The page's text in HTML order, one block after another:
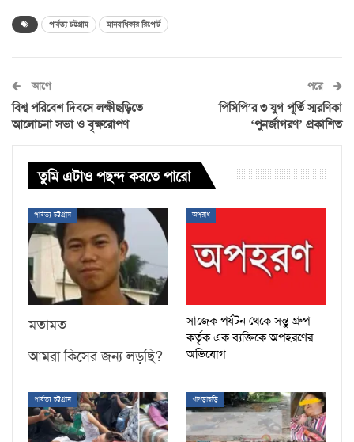
পার্বত্য চট্টগ্রাম মানবাধিকার রিপোর্ট
আগে
বিশ্ব পরিবেশ দিবসে লক্ষীছড়িতে
আলোচনা সভা ও বৃক্ষরোপণ
পরে
পিসিপি’র ৩ যুগ পূর্তি স্মরণিকা
‘পুনর্জাগরণ’ প্রকাশিত
তুমি এটাও পছন্দ করতে পারো
পার্বত্য চট্টগ্রাম
মতামত
আমরা কিসের জন্য লড়ছি?
অপরাধ
সাজেক পর্যটন থেকে সন্তু গ্রুপ
কর্তৃক এক ব্যক্তিকে অপহরণের
অভিযোগ
পার্বত্য চট্টগ্রাম খাগড়াছড়ি